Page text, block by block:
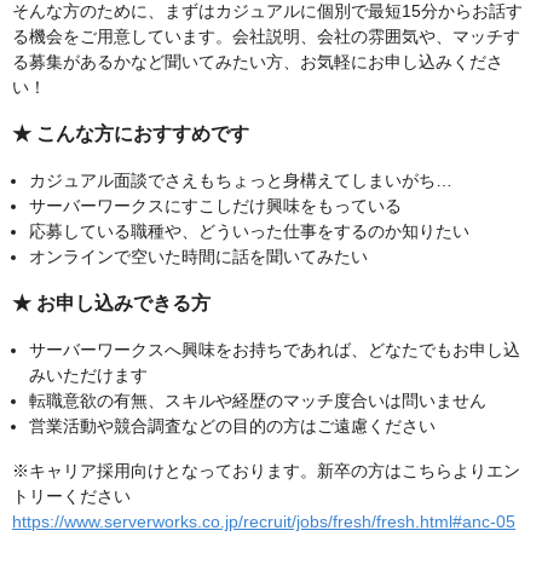
そんな方のために、まずはカジュアルに個別で最短15分からお話す
る機会をご用意しています。会社説明、会社の雰囲気や、マッチす
る募集があるかなど聞いてみたい方、お気軽にお申し込みくださ
い！
★ こんな方におすすめです
カジュアル面談でさえもちょっと身構えてしまいがち…
サーバーワークスにすこしだけ興味をもっている
応募している職種や、どういった仕事をするのか知りたい
オンラインで空いた時間に話を聞いてみたい
★ お申し込みできる方
サーバーワークスへ興味をお持ちであれば、どなたでもお申し込
みいただけます
転職意欲の有無、スキルや経歴のマッチ度合いは問いません
営業活動や競合調査などの目的の方はご遠慮ください
※キャリア採用向けとなっております。新卒の方はこちらよりエン
トリーください
https://www.serverworks.co.jp/recruit/jobs/fresh/fresh.html#anc-05